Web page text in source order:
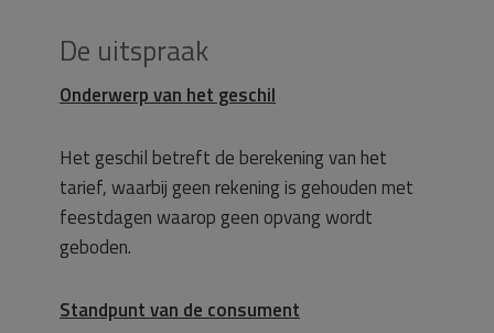
De uitspraak
Onderwerp van het geschil
Het geschil betreft de berekening van het
tarief, waarbij geen rekening is gehouden met
feestdagen waarop geen opvang wordt
geboden.
Standpunt van de consument